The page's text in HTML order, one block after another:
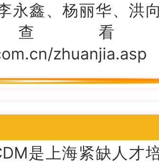
永鑫、杨丽华、洪
看
zhuanjia.asp
是上海紧缺人才